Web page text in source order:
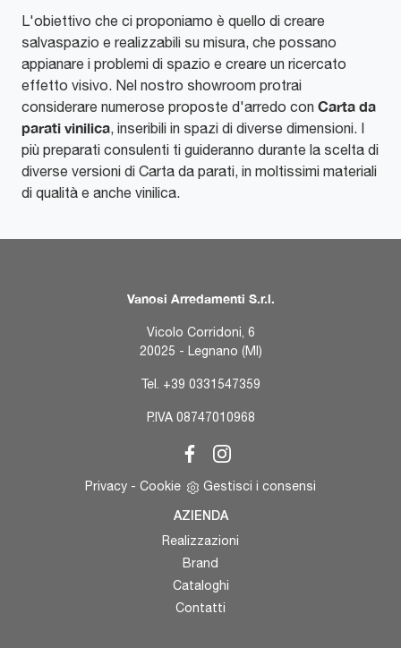
L'obiettivo che ci proponiamo è quello di creare
salvaspazio e realizzabili su misura, che possano
appianare i problemi di spazio e creare un ricercato
effetto visivo. Nel nostro showroom protrai
considerare numerose proposte d'arredo con Carta da
parati vinilica, inseribili in spazi di diverse dimensioni. I
più preparati consulenti ti guideranno durante la scelta di
diverse versioni di Carta da parati, in moltissimi materiali
di qualità e anche vinilica.
Vanosi Arredamenti S.r.l.
Vicolo Corridoni, 6
20025 - Legnano (MI)
Tel. +39 0331547359
P.IVA 08747010968
Privacy - Cookie Gestisci i consensi
AZIENDA
Realizzazioni
Brand
Cataloghi
Contatti